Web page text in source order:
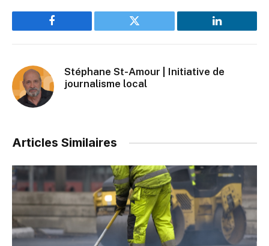
Facebook Twitter LinkedIn
Stéphane St-Amour | Initiative de
journalisme local
Articles Similaires